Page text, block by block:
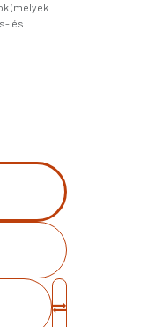
(melyek
és